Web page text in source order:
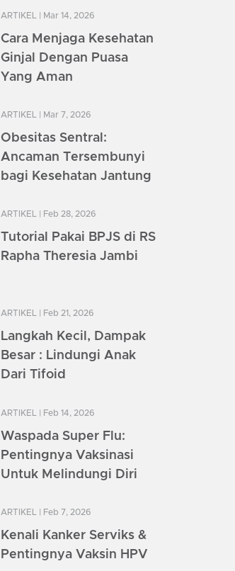
ARTIKEL | Mar 14, 2026
Cara Menjaga Kesehatan
Ginjal Dengan Puasa
Yang Aman
ARTIKEL | Mar 7, 2026
Obesitas Sentral:
Ancaman Tersembunyi
bagi Kesehatan Jantung
ARTIKEL | Feb 28, 2026
Tutorial Pakai BPJS di RS
Rapha Theresia Jambi
ARTIKEL | Feb 21, 2026
Langkah Kecil, Dampak
Besar : Lindungi Anak
Dari Tifoid
ARTIKEL | Feb 14, 2026
Waspada Super Flu:
Pentingnya Vaksinasi
Untuk Melindungi Diri
ARTIKEL | Feb 7, 2026
Kenali Kanker Serviks &
Pentingnya Vaksin HPV